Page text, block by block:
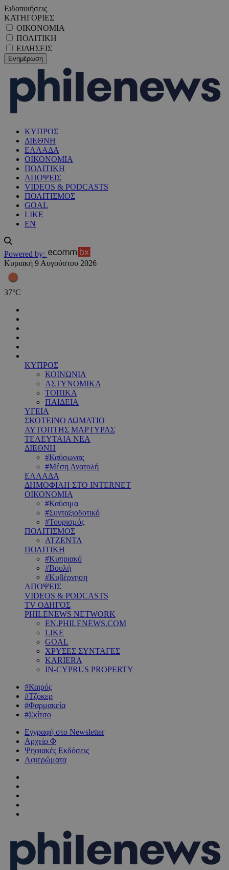
Ειδοποιήσεις
ΚΑΤΗΓΟΡΙΕΣ
ΟΙΚΟΝΟΜΙΑ
ΠΟΛΙΤΙΚΗ
ΕΙΔΗΣΕΙΣ
ΚΥΠΡΟΣ
ΔΙΕΘΝΗ
ΕΛΛΑΔΑ
ΟΙΚΟΝΟΜΙΑ
ΠΟΛΙΤΙΚΗ
ΑΠΟΨΕΙΣ
VIDEOS & PODCASTS
ΠΟΛΙΤΙΣΜΟΣ
GOAL
LIKE
EN
Powered by:
Κυριακή 9 Αυγούστου 2026
37°C
ΚΥΠΡΟΣ
ΚΟΙΝΩΝΙΑ
ΑΣΤΥΝΟΜΙΚΑ
ΤΟΠΙΚΑ
ΠΑΙΔΕΙΑ
ΥΓΕΙΑ
ΣΚΟΤΕΙΝΟ ΔΩΜΑΤΙΟ
ΑΥΤΟΠΤΗΣ ΜΑΡΤΥΡΑΣ
ΤΕΛΕΥΤΑΙΑ ΝΕΑ
ΔΙΕΘΝΗ
#Καύσωνας
#Μέση Ανατολή
ΕΛΛΑΔΑ
ΔΗΜΟΦΙΛΗ ΣΤΟ INTERNET
ΟΙΚΟΝΟΜΙΑ
#Καύσιμα
#Συνταξιοδοτικό
#Τουρισμός
ΠΟΛΙΤΙΣΜΟΣ
ΑΤΖΕΝΤΑ
ΠΟΛΙΤΙΚΗ
#Κυπριακό
#Βουλή
#Κυβέρνηση
ΑΠΟΨΕΙΣ
VIDEOS & PODCASTS
TV ΟΔΗΓΟΣ
PHILENEWS NETWORK
EN.PHILENEWS.COM
LIKE
GOAL
ΧΡΥΣΕΣ ΣΥΝΤΑΓΕΣ
KARIERA
IN-CYPRUS PROPERTY
#Καιρός
#Τζόκερ
#Φαρμακεία
#Σκίτσο
Εγγραφή στο Newsletter
Αρχείο Φ
Ψηφιακές Εκδόσεις
Αφιερώματα